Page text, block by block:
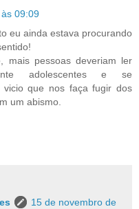
09:09
eu ainda estava procurando
mais pessoas deveriam ler
adolescentes e se
vicio que nos faça fugir dos
um abismo.
15 de novembro de